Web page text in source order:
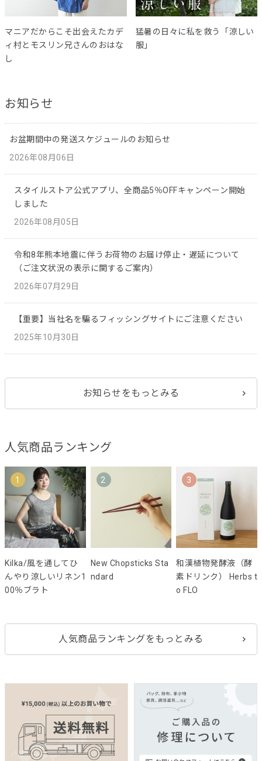
マニアだからこそ出会えたカデ
ィ村とモスリン兄さんのおはな
し
猛暑の日々に私を救う「涼しい
服」
お知らせ
お盆期間中の発送スケジュールのお知らせ
2026年08月06日
スタイルストア公式アプリ、全商品5％OFFキャンペーン開始
しました
2026年08月05日
令和8年熊本地震に伴うお荷物のお届け停止・遅延について
（ご注文状況の表示に関するご案内）
2026年07月29日
【重要】当社名を騙るフィッシングサイトにご注意ください
2025年10月30日
お知らせをもっとみる
人気商品ランキング
1
Kilka/風を通してひ
んやり涼しいリネン1
00％ブラト
2
New Chopsticks Sta
ndard
3
和漢植物発酵液（酵
素ドリンク） Herbs t
o FLO
人気商品ランキングをもっとみる